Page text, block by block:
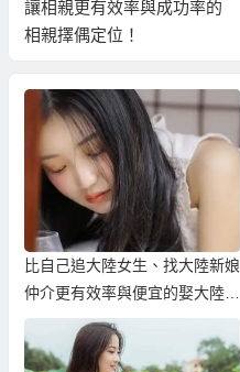
讓相親更有效率與成功率的
相親擇偶定位！
比自己追大陸女生、找大陸新娘
仲介更有效率與便宜的娶大陸新
娘！